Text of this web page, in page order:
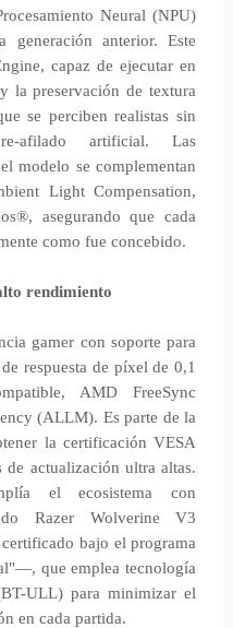
Neural (NPU)
generación anterior. Este
capaz de ejecutar en
la preservación de textura
se perciben realistas sin
afilado artificial. Las
modelo se complementan
Light Compensation,
asegurando que cada
como fue concebido.
rendimiento
gamer con soporte para
respuesta de píxel de 0,1
AMD FreeSync
(ALLM). Es parte de la
la certificación VESA
de actualización ultra altas.
el ecosistema con
Razer Wolverine V3
bajo el programa
que emplea tecnología
ULL) para minimizar el
en cada partida.